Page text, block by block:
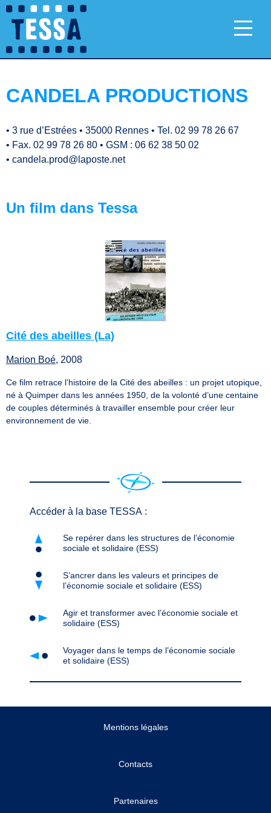
CANDELA PRODUCTIONS
• 3 rue d’Estrées • 35000 Rennes • Tel. 02 99 78 26 67
• Fax. 02 99 78 26 80 • GSM : 06 62 38 50 02
• candela.prod@laposte.net
Un film dans Tessa
Cité des abeilles (La)
Marion Boé, 2008
Ce film retrace l’histoire de la Cité des abeilles : un projet utopique,
né à Quimper dans les années 1950, de la volonté d’une centaine
de couples déterminés à travailler ensemble pour créer leur
environnement de vie.
Accéder à la base TESSA :
Se repérer dans les structures de l’économie
sociale et solidaire (ESS)
S’ancrer dans les valeurs et principes de
l’économie sociale et solidaire (ESS)
Agir et transformer avec l’économie sociale et
solidaire (ESS)
Voyager dans le temps de l’économie sociale
et solidaire (ESS)
Mentions légales
Contacts
Partenaires